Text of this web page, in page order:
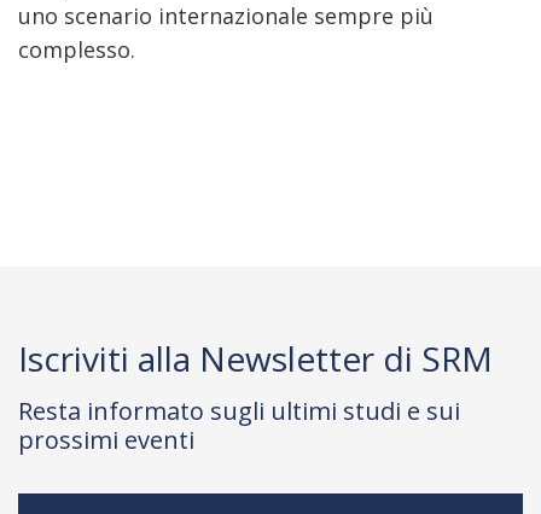
uno scenario internazionale sempre più
complesso.
Iscriviti alla Newsletter di SRM
Resta informato sugli ultimi studi e sui
prossimi eventi